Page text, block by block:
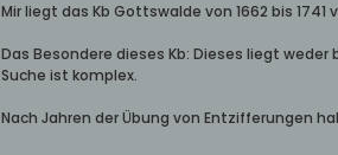
Mir liegt das Kb Gottswalde von 1662 bis
Das Besondere dieses Kb: Dieses liegt
Suche ist komplex.
Nach Jahren der Übung von Entzifferungen